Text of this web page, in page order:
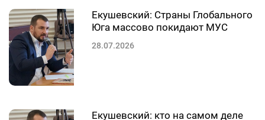
Екушевский: Страны Глобального
Юга массово покидают МУС
28.07.2026
Екушевский: кто на самом деле